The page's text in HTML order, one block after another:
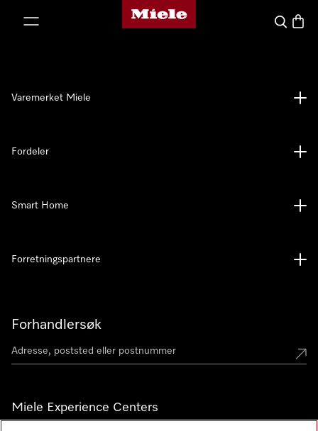
Mieles hjemmeside
Søk
Forhandlersøk
Miele Experience Centers
Varemerket Miele
Fordeler
Smart Home
Forretningspartnere